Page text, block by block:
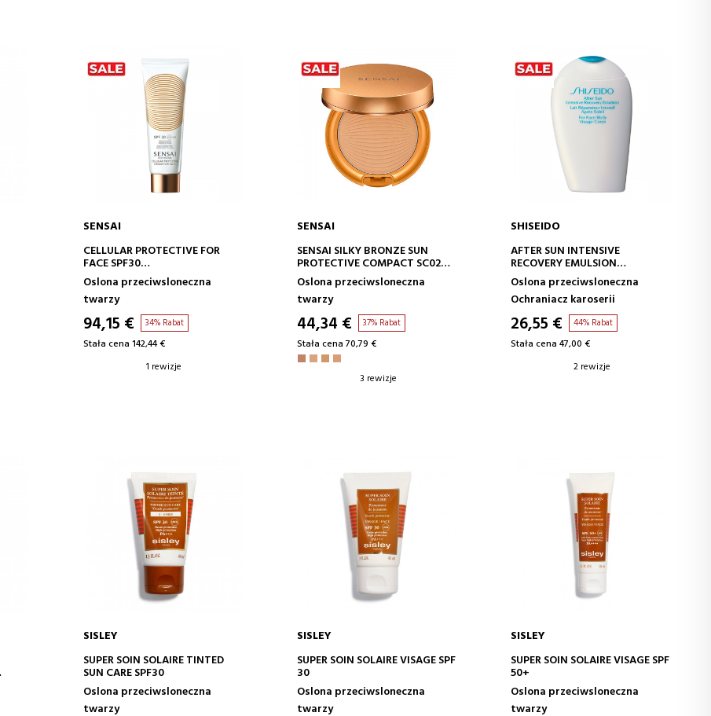
DODAJ DO KOSZYKA
SENSAI
CELLULAR PROTECTIVE FOR
FACE SPF30
KREM PRZECIWSŁONECZNY DO
TWARZY
Oslona przeciwsloneczna
twarzy
94,15 € 34% Rabat
Stała cena 142,44 €
1 rewizje
DODAJ DO KOSZYKA
SENSAI
SENSAI SILKY BRONZE SUN
PROTECTIVE COMPACT SC02
KOMPAKTOWA BAZA POD
MAKIJAŻ
Oslona przeciwsloneczna
twarzy
44,34 € 37% Rabat
Stała cena 70,79 €
3 rewizje
DODAJ DO KOSZYKA
SHISEIDO
AFTER SUN INTENSIVE
RECOVERY EMULSION
(FACE/BODY)
Oslona przeciwsloneczna
Ochraniacz karoserii
26,55 € 44% Rabat
Stała cena 47,00 €
2 rewizje
DODAJ DO KOSZYKA
SISLEY
SUPER SOIN SOLAIRE TINTED
SUN CARE SPF30
Oslona przeciwsloneczna
twarzy
DODAJ DO KOSZYKA
SISLEY
SUPER SOIN SOLAIRE VISAGE SPF
30
Oslona przeciwsloneczna
twarzy
DODAJ DO KOSZYKA
SISLEY
SUPER SOIN SOLAIRE VISAGE SPF
50+
Oslona przeciwsloneczna
twarzy